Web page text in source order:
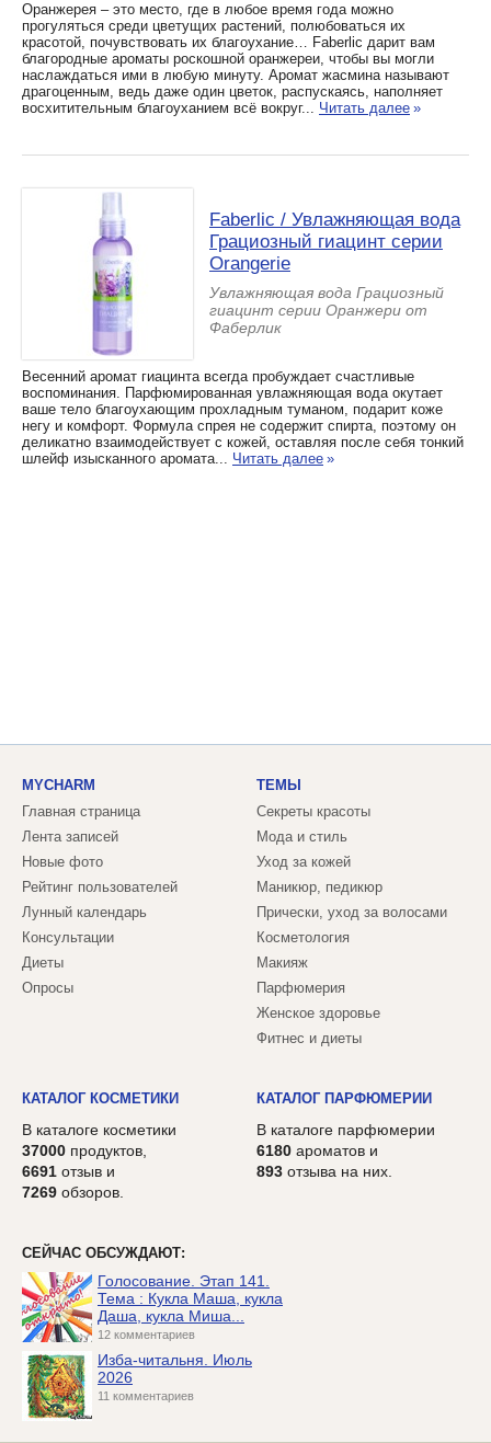
Оранжерея – это место, где в любое время года можно
прогуляться среди цветущих растений, полюбоваться их
красотой, почувствовать их благоухание… Faberlic дарит вам
благородные ароматы роскошной оранжереи, чтобы вы могли
наслаждаться ими в любую минуту. Аромат жасмина называют
драгоценным, ведь даже один цветок, распускаясь, наполняет
восхитительным благоуханием всё вокруг... Читать далее »
Faberlic / Увлажняющая вода
Грациозный гиацинт серии
Orangerie
Увлажняющая вода Грациозный
гиацинт серии Оранжери от
Фаберлик
Весенний аромат гиацинта всегда пробуждает счастливые
воспоминания. Парфюмированная увлажняющая вода окутает
ваше тело благоухающим прохладным туманом, подарит коже
негу и комфорт. Формула спрея не содержит спирта, поэтому он
деликатно взаимодействует с кожей, оставляя после себя тонкий
шлейф изысканного аромата... Читать далее »
MYCHARM
Главная страница
Лента записей
Новые фото
Рейтинг пользователей
Лунный календарь
Консультации
Диеты
Опросы
ТЕМЫ
Секреты красоты
Мода и стиль
Уход за кожей
Маникюр, педикюр
Прически, уход за волосами
Косметология
Макияж
Парфюмерия
Женское здоровье
Фитнес и диеты
КАТАЛОГ КОСМЕТИКИ
В каталоге косметики
37000 продуктов,
6691 отзыв и
7269 обзоров.
КАТАЛОГ ПАРФЮМЕРИИ
В каталоге парфюмерии
6180 ароматов и
893 отзыва на них.
СЕЙЧАС ОБСУЖДАЮТ:
Голосование. Этап 141.
Тема : Кукла Маша, кукла
Даша, кукла Миша...
12 комментариев
Изба-читальня. Июль
2026
11 комментариев